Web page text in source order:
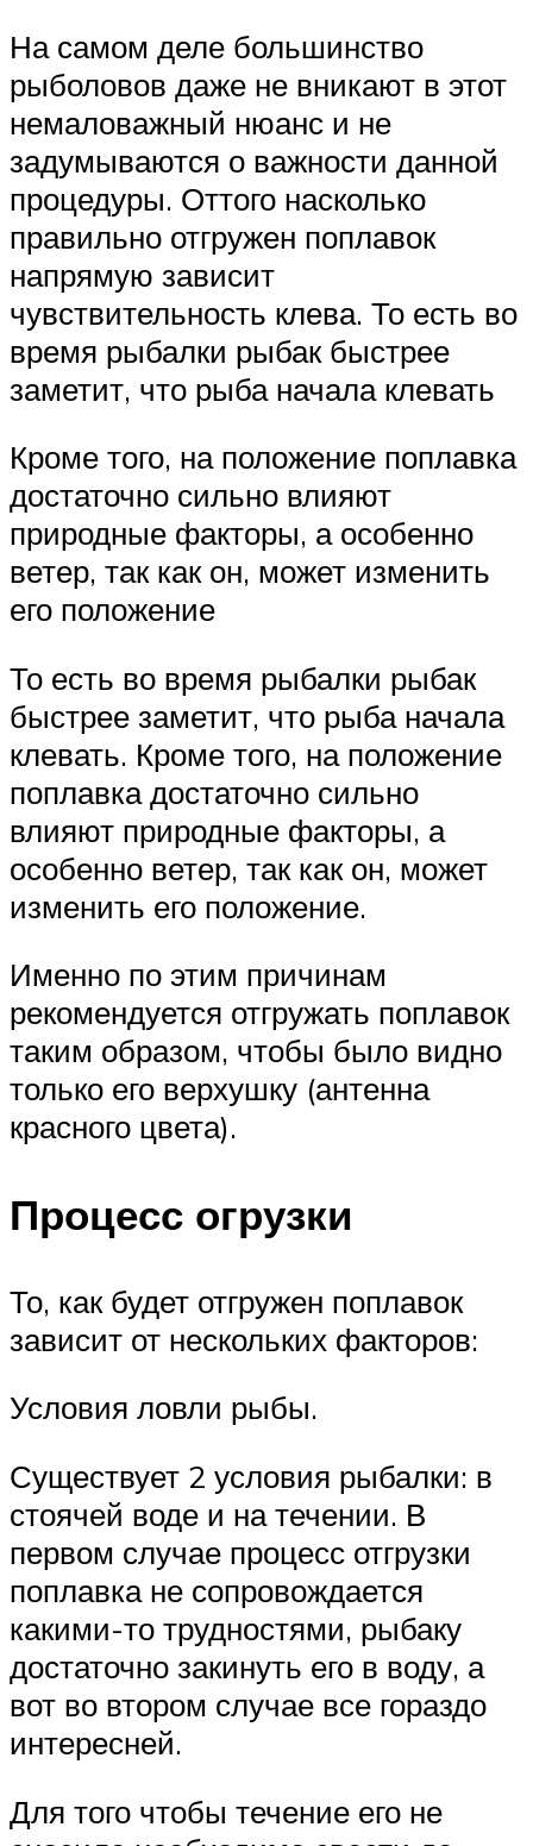
На самом деле большинство
рыболовов даже не вникают в этот
немаловажный нюанс и не
задумываются о важности данной
процедуры. Оттого насколько
правильно отгружен поплавок
напрямую зависит
чувствительность клева. То есть во
время рыбалки рыбак быстрее
заметит, что рыба начала клевать
Кроме того, на положение поплавка
достаточно сильно влияют
природные факторы, а особенно
ветер, так как он, может изменить
его положение
То есть во время рыбалки рыбак
быстрее заметит, что рыба начала
клевать. Кроме того, на положение
поплавка достаточно сильно
влияют природные факторы, а
особенно ветер, так как он, может
изменить его положение.
Именно по этим причинам
рекомендуется отгружать поплавок
таким образом, чтобы было видно
только его верхушку (антенна
красного цвета).
Процесс огрузки
То, как будет отгружен поплавок
зависит от нескольких факторов:
Условия ловли рыбы.
Существует 2 условия рыбалки: в
стоячей воде и на течении. В
первом случае процесс отгрузки
поплавка не сопровождается
какими-то трудностями, рыбаку
достаточно закинуть его в воду, а
вот во втором случае все гораздо
интересней.
Для того чтобы течение его не